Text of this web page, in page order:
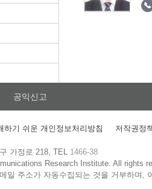
공익신고
하기 쉬운 개인정보처리방침 저작권정
가정로 218, TEL 1466-38
Research Institute.All rights
일 주소가 자동수집되는 것을 거부하며,